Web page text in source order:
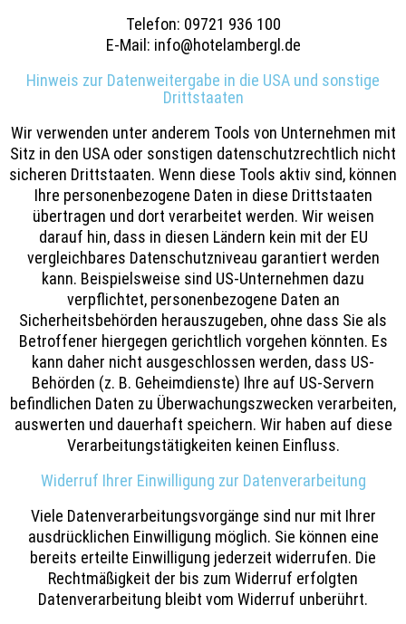
Telefon: 09721 936 100
E-Mail: info@hotelambergl.de
Hinweis zur Datenweitergabe in die USA und sonstige
Drittstaaten
Wir verwenden unter anderem Tools von Unternehmen mit
Sitz in den USA oder sonstigen datenschutzrechtlich nicht
sicheren Drittstaaten. Wenn diese Tools aktiv sind, können
Ihre personenbezogene Daten in diese Drittstaaten
übertragen und dort verarbeitet werden. Wir weisen
darauf hin, dass in diesen Ländern kein mit der EU
vergleichbares Datenschutzniveau garantiert werden
kann. Beispielsweise sind US-Unternehmen dazu
verpflichtet, personenbezogene Daten an
Sicherheitsbehörden herauszugeben, ohne dass Sie als
Betroffener hiergegen gerichtlich vorgehen könnten. Es
kann daher nicht ausgeschlossen werden, dass US-
Behörden (z. B. Geheimdienste) Ihre auf US-Servern
befindlichen Daten zu Überwachungszwecken verarbeiten,
auswerten und dauerhaft speichern. Wir haben auf diese
Verarbeitungstätigkeiten keinen Einfluss.
Widerruf Ihrer Einwilligung zur Datenverarbeitung
Viele Datenverarbeitungsvorgänge sind nur mit Ihrer
ausdrücklichen Einwilligung möglich. Sie können eine
bereits erteilte Einwilligung jederzeit widerrufen. Die
Rechtmäßigkeit der bis zum Widerruf erfolgten
Datenverarbeitung bleibt vom Widerruf unberührt.